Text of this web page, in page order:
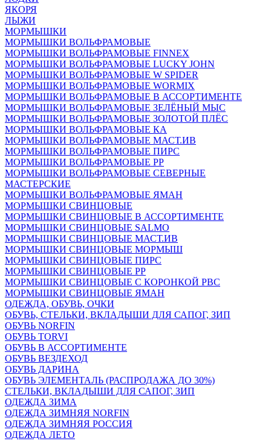
ЯКОРЯ
ЛЫЖИ
МОРМЫШКИ
МОРМЫШКИ ВОЛЬФРАМОВЫЕ
МОРМЫШКИ ВОЛЬФРАМОВЫЕ FINNEX
МОРМЫШКИ ВОЛЬФРАМОВЫЕ LUCKY JOHN
МОРМЫШКИ ВОЛЬФРАМОВЫЕ W SPIDER
МОРМЫШКИ ВОЛЬФРАМОВЫЕ WORMIX
МОРМЫШКИ ВОЛЬФРАМОВЫЕ В АССОРТИМЕНТЕ
МОРМЫШКИ ВОЛЬФРАМОВЫЕ ЗЕЛЁНЫЙ МЫС
МОРМЫШКИ ВОЛЬФРАМОВЫЕ ЗОЛОТОЙ ПЛЁС
МОРМЫШКИ ВОЛЬФРАМОВЫЕ КА
МОРМЫШКИ ВОЛЬФРАМОВЫЕ МАСТ.ИВ
МОРМЫШКИ ВОЛЬФРАМОВЫЕ ПИРС
МОРМЫШКИ ВОЛЬФРАМОВЫЕ РР
МОРМЫШКИ ВОЛЬФРАМОВЫЕ СЕВЕРНЫЕ
МАСТЕРСКИЕ
МОРМЫШКИ ВОЛЬФРАМОВЫЕ ЯМАН
МОРМЫШКИ СВИНЦОВЫЕ
МОРМЫШКИ СВИНЦОВЫЕ В АССОРТИМЕНТЕ
МОРМЫШКИ СВИНЦОВЫЕ SALMO
МОРМЫШКИ СВИНЦОВЫЕ МАСТ.ИВ
МОРМЫШКИ СВИНЦОВЫЕ МОРМЫШ
МОРМЫШКИ СВИНЦОВЫЕ ПИРС
МОРМЫШКИ СВИНЦОВЫЕ РР
МОРМЫШКИ СВИНЦОВЫЕ С КОРОНКОЙ РВС
МОРМЫШКИ СВИНЦОВЫЕ ЯМАН
ОДЕЖДА, ОБУВЬ, ОЧКИ
ОБУВЬ, СТЕЛЬКИ, ВКЛАДЫШИ ДЛЯ САПОГ, ЗИП
ОБУВЬ NORFIN
ОБУВЬ TORVI
ОБУВЬ В АССОРТИМЕНТЕ
ОБУВЬ ВЕЗДЕХОД
ОБУВЬ ДАРИНА
ОБУВЬ ЭЛЕМЕНТАЛЬ (РАСПРОДАЖА ДО 30%)
СТЕЛЬКИ, ВКЛАДЫШИ ДЛЯ САПОГ, ЗИП
ОДЕЖДА ЗИМА
ОДЕЖДА ЗИМНЯЯ NORFIN
ОДЕЖДА ЗИМНЯЯ РОССИЯ
ОДЕЖДА ЛЕТО